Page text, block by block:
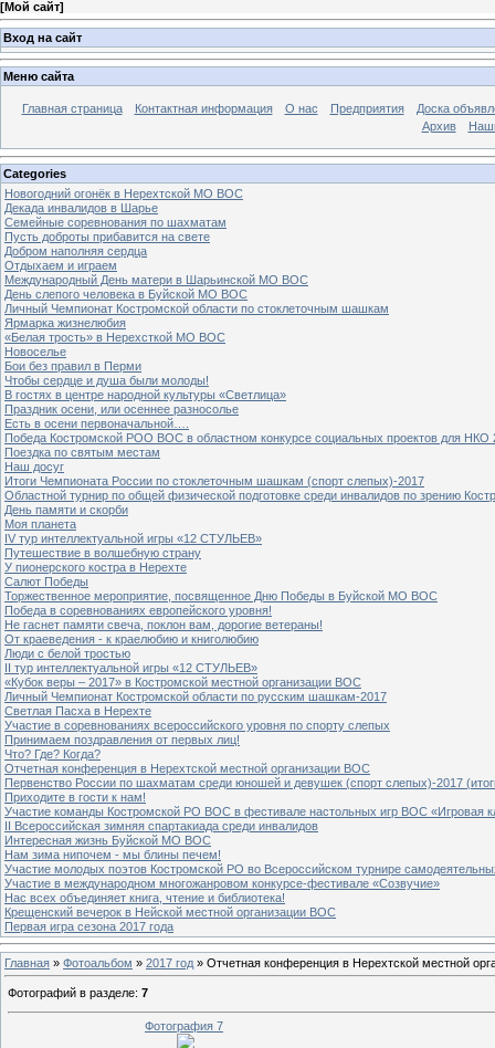
[Мой сайт]
Вход на сайт
Меню сайта
Главная страница Контактная информация О нас Предприятия
Доска
Архив
Categories
Новогодний огонёк в Нерехтской МО ВОС
Декада инвалидов в Шарье
Семейные соревнования по шахматам
Пусть доброты прибавится на свете
Добром наполняя сердца
Отдыхаем и играем
Международный День матери в Шарьинской МО ВОС
День слепого человека в Буйской МО ВОС
Личный Чемпионат Костромской области по стоклеточным шашкам
Ярмарка жизнелюбия
«Белая трость» в Нерехсткой МО ВОС
Новоселье
Бои без правил в Перми
Чтобы сердце и душа были молоды!
В гостях в центре народной культуры «Светлица»
Праздник осени, или осеннее разносолье
Есть в осени первоначальной….
Победа Костромской РОО ВОС в областном конкурсе социальных проектов для НКО
Поездка по святым местам
Наш досуг
Итоги Чемпионата России по стоклеточным шашкам (спорт слепых)-2017
Областной турнир по общей физической подготовке среди инвалидов по зрению
День памяти и скорби
Моя планета
IV тур интеллектуальной игры «12 СТУЛЬЕВ»
Путешествие в волшебную страну
У пионерского костра в Нерехте
Салют Победы
Торжественное мероприятие, посвященное Дню Победы в Буйской МО ВОС
Победа в соревнованиях европейского уровня!
Не гаснет памяти свеча, поклон вам, дорогие ветераны!
От краеведения - к краелюбию и книголюбию
Люди с белой тростью
II тур интеллектуальной игры «12 СТУЛЬЕВ»
«Кубок веры – 2017» в Костромской местной организации ВОС
Личный Чемпионат Костромской области по русским шашкам-2017
Светлая Пасха в Нерехте
Участие в соревнованиях всероссийского уровня по спорту слепых
Принимаем поздравления от первых лиц!
Что? Где? Когда?
Отчетная конференция в Нерехтской местной организации ВОС
Первенство России по шахматам среди юношей и девушек (спорт слепых)-2017
Приходите в гости к нам!
Участие команды Костромской РО ВОС в фестивале настольных игр ВОС «Игровая
II Всероссийская зимняя спартакиада среди инвалидов
Интересная жизнь Буйской МО ВОС
Нам зима нипочем - мы блины печем!
Участие молодых поэтов Костромской РО во Всероссийском турнире
Участие в международном многожанровом конкурсе-фестивале «Созвучие»
Нас всех объединяет книга, чтение и библиотека!
Крещенский вечерок в Нейской местной организации ВОС
Первая игра сезона 2017 года
Главная » Фотоальбом » 2017 год » Отчетная конференция в Нерехтской местной
Фотографий в разделе: 7
Фотография 7